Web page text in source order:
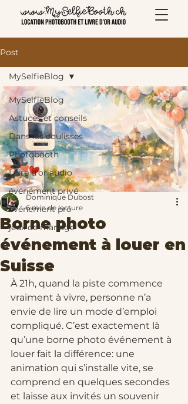
Post
MySelfieBlog
Astuces et conseils
Dans les coulisses
Photobooth
Livre d'or audio
événement privé
événement pro
jeux de mariage
MySelfieBlog
Borne photo
événement à louer en
Suisse
Dominique Dubost
6 min de lecture
À 21h, quand la piste commence
vraiment à vivre, personne n’a
envie de lire un mode d’emploi
compliqué. C’est exactement là
qu’une borne photo événement à
louer fait la différence: une
animation qui s’installe vite, se
comprend en quelques secondes
et laisse aux invités un souvenir